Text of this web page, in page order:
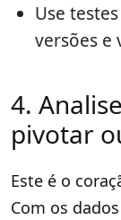
Use
versões e
4.
pivotar
Este é o
Com os